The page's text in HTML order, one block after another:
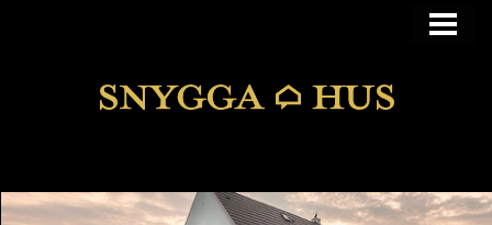
BLOGG